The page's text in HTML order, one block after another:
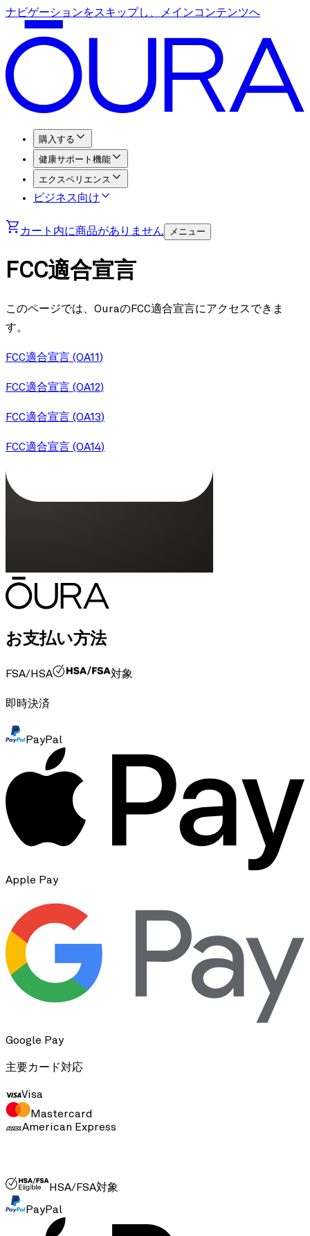
ナビゲーションをスキップし、メインコンテンツへ
購入する
健康サポート機能
エクスペリエンス
ビジネス向け
カート内に商品がありません メニュー
FCC適合宣言
このページでは、OuraのFCC適合宣言にアクセスできま
す。
FCC適合宣言 (OA11 )
FCC適合宣言 (OA12)
FCC適合宣言 (OA13)
FCC適合宣言 (OA14)
お支払い方法
FSA/HSA 対象
即時決済
PayPal
Apple Pay
Google Pay
主要カード対応
Visa
Mastercard
American Express
HSA/FSA対象
PayPal